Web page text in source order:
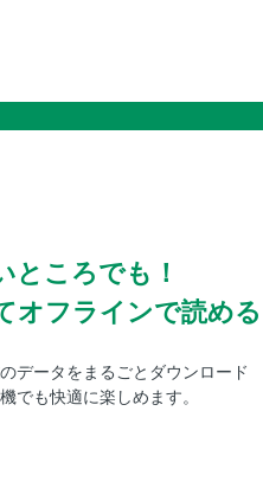
ところでも！
オフラインで読める
データをまるごとダウンロード
でも快適に楽しめます。